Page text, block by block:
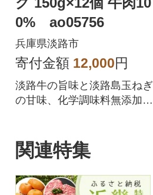
0% ao05756
兵庫県淡路市
寄付金額 12,000円
淡路牛の旨味と淡路島玉ねぎ
の甘味、化学調味料無添加の
関連特集